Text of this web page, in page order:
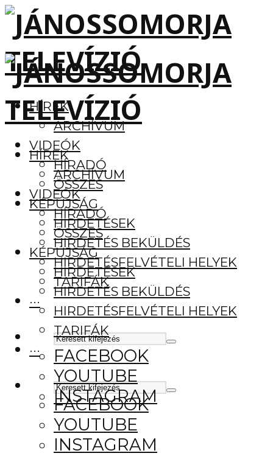
HÍREK
ARCHÍVUM
VIDEÓK
HÍRADÓ
ÖSSZES
KÉPÚJSÁG
HIRDETÉSEK
HIRDETÉS BEKÜLDÉS
HIRDETÉSFELVÉTELI HELYEK
TARIFÁK
···
FACEBOOK
YOUTUBE
INSTAGRAM
HÍREK
ARCHÍVUM
VIDEÓK
HÍRADÓ
ÖSSZES
KÉPÚJSÁG
HIRDETÉSEK
HIRDETÉS BEKÜLDÉS
HIRDETÉSFELVÉTELI HELYEK
TARIFÁK
···
FACEBOOK
YOUTUBE
INSTAGRAM